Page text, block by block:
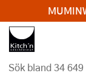
Hopp till